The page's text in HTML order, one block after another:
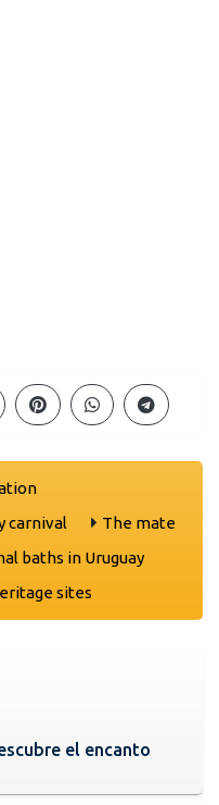
carnival
The mate
baths in Uruguay
sites
el encanto